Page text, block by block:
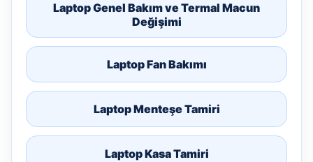
Laptop Genel Bakım ve Termal Macun
Değişimi
Laptop Fan Bakımı
Laptop Menteşe Tamiri
Laptop Kasa Tamiri